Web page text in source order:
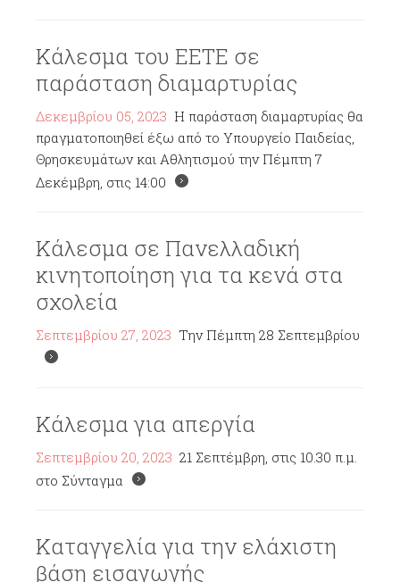
Κάλεσμα του ΕΕΤΕ σε
παράσταση διαμαρτυρίας
Δεκεμβρίου 05, 2023 Η παράσταση διαμαρτυρίας θα
πραγματοποιηθεί έξω από το Υπουργείο Παιδείας,
Θρησκευμάτων και Αθλητισμού την Πέμπτη 7
Δεκέμβρη, στις 14:00
Κάλεσμα σε Πανελλαδική
κινητοποίηση για τα κενά στα
σχολεία
Σεπτεμβρίου 27, 2023 Την Πέμπτη 28 Σεπτεμβρίου
Κάλεσμα για απεργία
Σεπτεμβρίου 20, 2023 21 Σεπτέμβρη, στις 10.30 π.μ.
στο Σύνταγμα
Καταγγελία για την ελάχιστη
βάση εισαγωγής